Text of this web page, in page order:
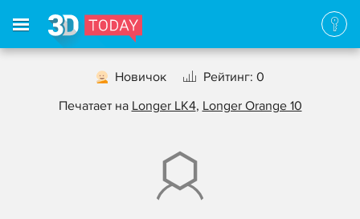
Новичок
Рейтинг: 0
Печатает на Longer LK4, Longer Orange 10